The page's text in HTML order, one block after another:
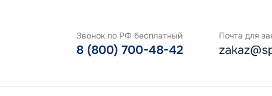
Звонок по РФ бесплатный
8 (800) 700-48-42
Почта для